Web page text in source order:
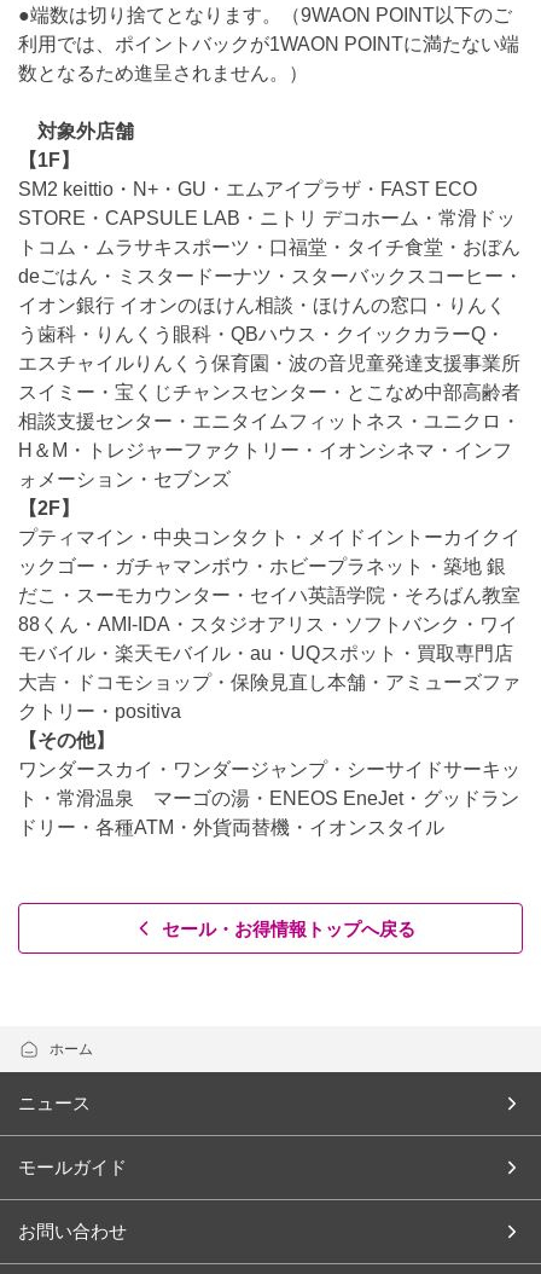
●端数は切り捨てとなります。（9WAON POINT以下のご
利用では、ポイントバックが1WAON POINTに満たない端
数となるため進呈されません。）
対象外店舗
【1F】
SM2 keittio・N+・GU・エムアイプラザ・FAST ECO
STORE・CAPSULE LAB・ニトリ デコホーム・常滑ドッ
トコム・ムラサキスポーツ・口福堂・タイチ食堂・おぼん
deごはん・ミスタードーナツ・スターバックスコーヒー・
イオン銀行 イオンのほけん相談・ほけんの窓口・りんく
う歯科・りんくう眼科・QBハウス・クイックカラーQ・
エスチャイルりんくう保育園・波の音児童発達支援事業所
スイミー・宝くじチャンスセンター・とこなめ中部高齢者
相談支援センター・エニタイムフィットネス・ユニクロ・
H＆M・トレジャーファクトリー・イオンシネマ・インフ
ォメーション・セブンズ
【2F】
プティマイン・中央コンタクト・メイドイントーカイクイ
ックゴー・ガチャマンボウ・ホビープラネット・築地 銀
だこ・スーモカウンター・セイハ英語学院・そろばん教室
88くん・AMI-IDA・スタジオアリス・ソフトバンク・ワイ
モバイル・楽天モバイル・au・UQスポット・買取専門店
大吉・ドコモショップ・保険見直し本舗・アミューズファ
クトリー・positiva
【その他】
ワンダースカイ・ワンダージャンプ・シーサイドサーキッ
ト・常滑温泉 マーゴの湯・ENEOS EneJet・グッドラン
ドリー・各種ATM・外貨両替機・イオンスタイル
セール・お得情報トップへ戻る
ホーム
ニュース
モールガイド
お問い合わせ